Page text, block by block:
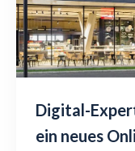
Digital-
ein neues